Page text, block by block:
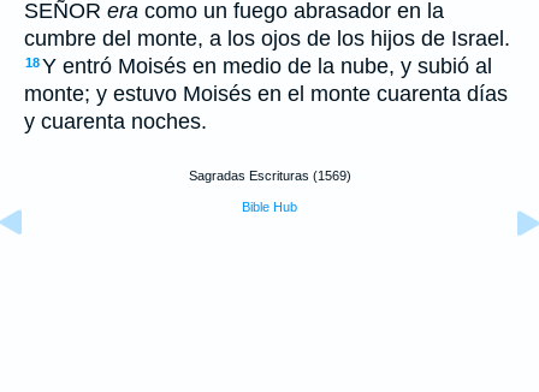
SEÑOR era como un fuego abrasador en la
cumbre del monte, a los ojos de los hijos de Israel.
18Y entró Moisés en medio de la nube, y subió al
monte; y estuvo Moisés en el monte cuarenta días
y cuarenta noches.
Sagradas Escrituras (1569)
Bible Hub